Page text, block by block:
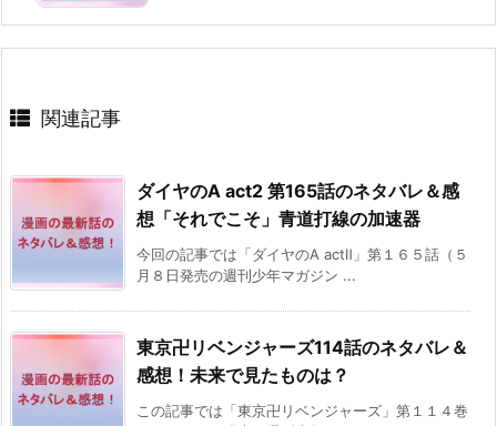
関連記事
ダイヤのA act2 第165話のネタバレ＆感
想「それでこそ」青道打線の加速器
今回の記事では「ダイヤのA actⅡ」第１６５話（５
月８日発売の週刊少年マガジン ...
東京卍リベンジャーズ114話のネタバレ＆
感想！未来で見たものは？
この記事では「東京卍リベンジャーズ」第１１４巻